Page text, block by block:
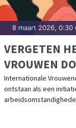
8 maart 2026, 0:30
VERGETEN
VROUWEN
Internationale
ontstaan als een